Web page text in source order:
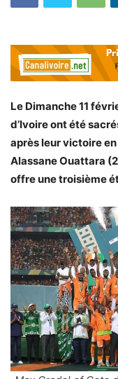
Le Dimanche 11
d’Ivoire ont été
après leur victoire
Alassane Ouattara
offreune troisième